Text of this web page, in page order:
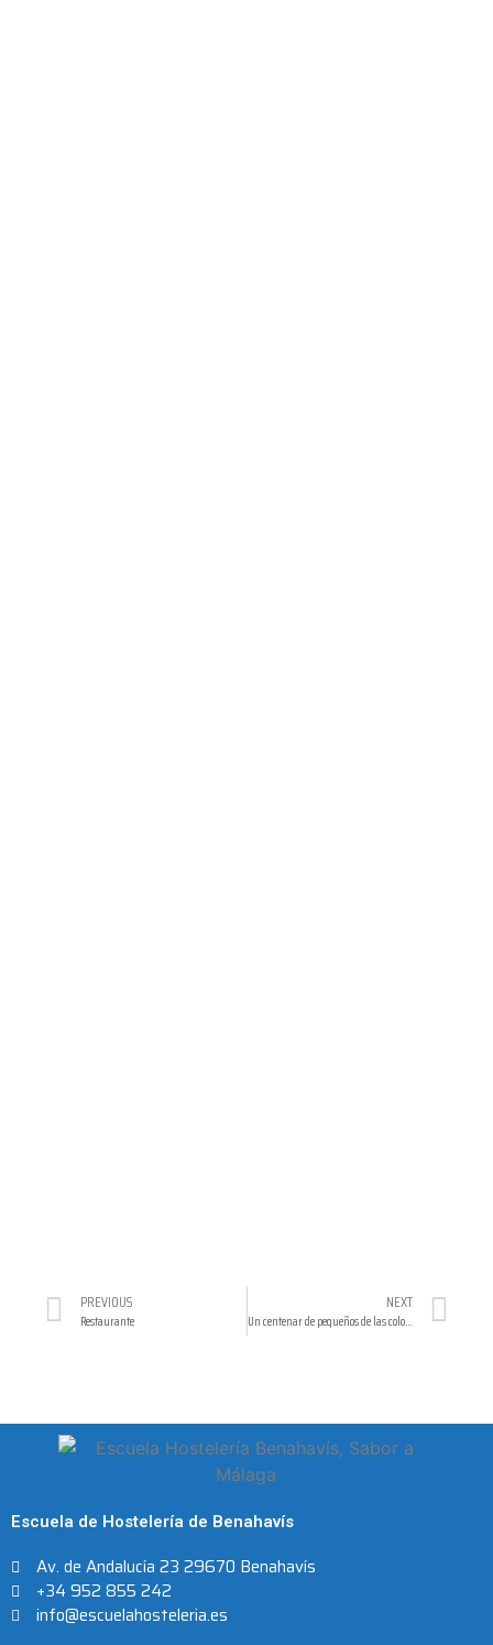
PREVIOUS
Restaurante
NEXT
Un centenar de pequeños de las colonias inundan la Escuela de Hostelería de la ciudad
Escuela de Hostelería de Benahavís
Av. de Andalucía 23 29670 Benahavís
+34 952 855 242
info@escuelahosteleria.es